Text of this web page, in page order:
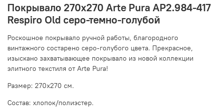
Покрывало 270х270 Arte Pura AP2.984-417
Respiro Old серо-темно-голубой
Роскошное покрывало ручной работы, благородного
винтажного состарено серо-голубого цвета. Прекрасное,
изыскано захватывающее покрывало из новой коллекции
элитного текстиля от Arte Pura!
Размер: 270х270 см.
Состав: хлопок/полиэстер.